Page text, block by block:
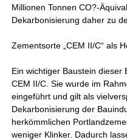
Millionen Tonnen CO?-
Dekarbonisierung daher zu
Zementsorte „CEM II/C“ als
Ein wichtiger Baustein dieser
CEM II/C. Sie wurde im
eingeführt und gilt als
Dekarbonisierung der
herkömmlichen
weniger Klinker. Dadurch